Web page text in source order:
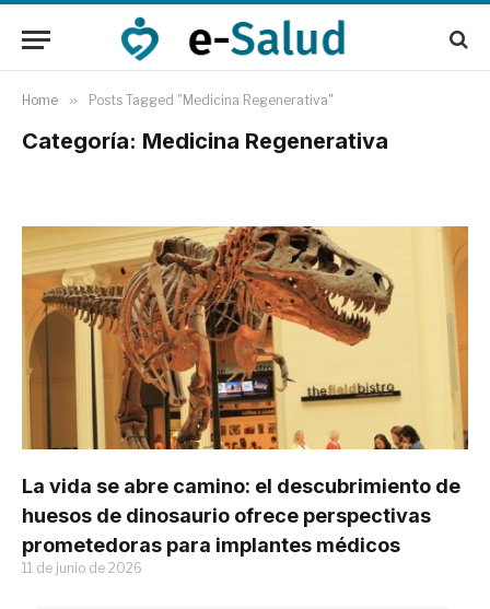
Home » Posts Tagged "Medicina Regenerativa"
Categoría: Medicina Regenerativa
La vida se abre camino: el descubrimiento de
huesos de dinosaurio ofrece perspectivas
prometedoras para implantes médicos
11 de junio de 2026